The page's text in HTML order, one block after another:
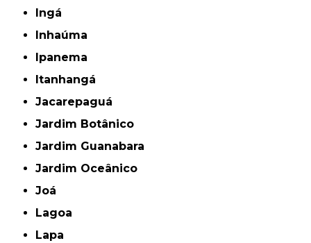
Ingá
Inhaúma
Ipanema
Itanhangá
Jacarepaguá
Jardim Botânico
Jardim Guanabara
Jardim Oceânico
Joá
Lagoa
Lapa